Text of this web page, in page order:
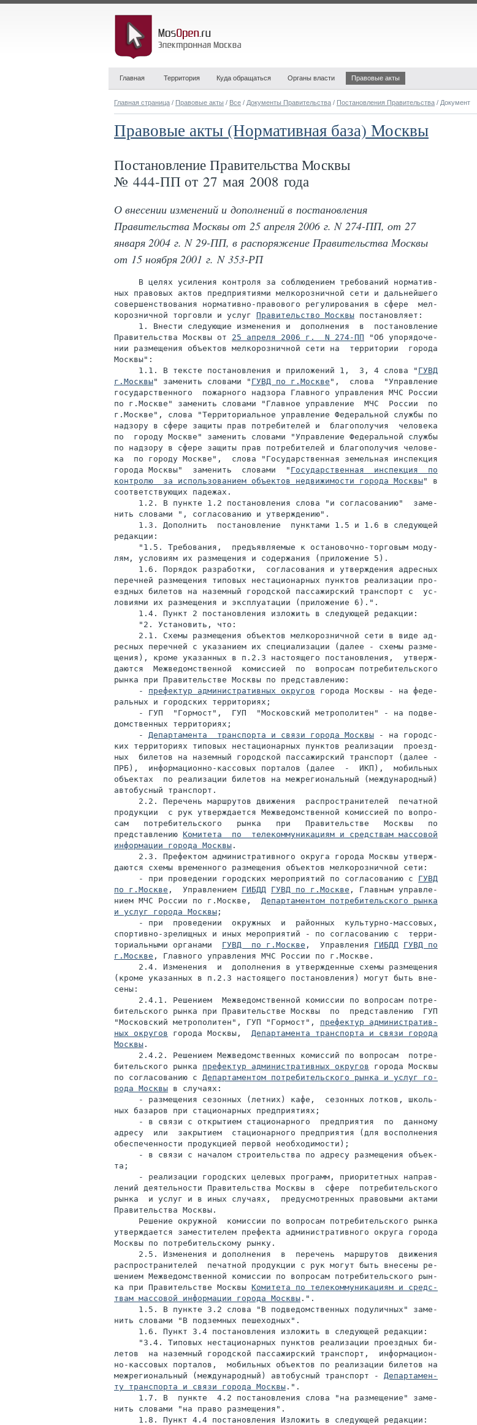
Главная Территория Куда обращаться Органы власти Правовые акты
Главная страница / Правовые акты / Все / Документы Правительства / Постановления Правительства / Документ
Правовые акты (Нормативная база) Москвы
Постановление Правительства Москвы
№ 444-ПП от 27 мая 2008 года
О внесении изменений и дополнений в постановления
Правительства Москвы от 25 апреля 2006 г. N 274-ПП, от 27
января 2004 г. N 29-ПП, в распоряжение Правительства Москвы
от 15 ноября 2001 г. N 353-РП
     В целях усиления контроля за соблюдением требований норматив-
ных правовых актов предприятиями мелкорозничной сети и дальнейшего
совершенствования нормативно-правового регулирования в сфере  мел-
корозничной торговли и услуг Правительство Москвы постановляет:
     1. Внести следующие изменения и  дополнения  в  постановление
Правительства Москвы от 25 апреля 2006 г.  N 274-ПП "Об упорядоче-
нии размещения объектов мелкорозничной сети на  территории  города
Москвы":
     1.1. В тексте постановления и приложений 1,  3, 4 слова "
ГУВД
г.Москвы" заменить словами " ГУВД по г.Москве ",  слова  "Управление
государственного  пожарного надзора Главного управления МЧС России
по г.Москве" заменить словами "Главное управление  МЧС  России  по
г.Москве", слова "Территориальное управление Федеральной службы по
надзору в сфере защиты прав потребителей и  благополучия  человека
по  городу Москве" заменить словами "Управление Федеральной службы
по надзору в сфере защиты прав потребителей и благополучия челове-
ка  по городу Москве",  слова "Государственная земельная инспекция
города Москвы"  заменить  словами  " Государственная  инспекция  по
контролю  за использованием объектов недвижимости города Москвы" в
соответствующих падежах.
     1.2. В пункте 1.2 постановления слова "и согласованию"  заме-
нить словами ", согласованию и утверждению".
     1.3. Дополнить  постановление  пунктами 1.5 и 1.6 в следующей
редакции:
     "1.5. Требования,  предъявляемые к остановочно-торговым моду-
лям, условиям их размещения и содержания (приложение 5).
     1.6. Порядок разработки,  согласования и утверждения адресных
перечней размещения типовых нестационарных пунктов реализации про-
ездных билетов на наземный городской пассажирский транспорт с  ус-
ловиями их размещения и эксплуатации (приложение 6).".
     1.4. Пункт 2 постановления изложить в следующей редакции:
     "2. Установить, что:
     2.1. Схемы размещения объектов мелкорозничной сети в виде ад-
ресных перечней с указанием их специализации (далее - схемы разме-
щения), кроме указанных в п.2.3 настоящего постановления,  утверж-
даются  Межведомственной  комиссией  по  вопросам потребительского
рынка при Правительстве Москвы по представлению:
     -
префектур административных округов города Москвы - на феде-
ральных и городских территориях;
     - ГУП  "Гормост",  ГУП  "Московский метрополитен" - на подве-
домственных территориях;
     -
Департамента  транспорта и связи города Москвы - на городс-
ких территориях типовых нестационарных пунктов реализации  проезд-
ных  билетов на наземный городской пассажирский транспорт (далее -
ПРБ),  информационно-кассовых порталов (далее  -  ИКП),  мобильных
объектах  по реализации билетов на межрегиональный (международный)
автобусный транспорт.
     2.2. Перечень маршрутов движения  распространителей  печатной
продукции  с рук утверждается Межведомственной комиссией по вопро-
сам   потребительского   рынка   при   Правительстве   Москвы   по
представлению Комитета  по  телекоммуникациям и средствам массовой
информации города Москвы .
     2.3. Префектом административного округа города Москвы утверж-
даются схемы временного размещения объектов мелкорозничной сети:
     - при проведении городских мероприятий по согласованию с
ГУВД
по г.Москве ,  Управлением ГИБДД ГУВД по г.Москве , Главным управле-
нием МЧС России по г.Москве, Департаментом потребительского рынка
и услуг города Москвы ;
     - при  проведении  окружных  и  районных  культурно-массовых,
спортивно-зрелищных и иных мероприятий - по согласованию с  терри-
ториальными органами ГУВД  по г.Москве ,  Управления ГИБДД ГУВД по
г.Москве , Главного управления МЧС России по г.Москве.
     2.4. Изменения  и  дополнения в утвержденные схемы размещения
(кроме указанных в п.2.3 настоящего постановления) могут быть вне-
сены:
     2.4.1. Решением  Межведомственной комиссии по вопросам потре-
бительского рынка при Правительстве Москвы  по  представлению  ГУП
"Московский метрополитен", ГУП "Гормост", префектур административ-
ных округов города Москвы, Департамента транспорта и связи города
Москвы .
     2.4.2. Решением Межведомственных комиссий по вопросам  потре-
бительского рынка префектур административных округов города Москвы
по согласованию с Департаментом потребительского рынка и услуг го-
рода Москвы в случаях:
     - размещения сезонных (летних) кафе,  сезонных лотков, школь-
ных базаров при стационарных предприятиях;
     - в связи с открытием стационарного  предприятия  по  данному
адресу  или  закрытием  стационарного предприятия (для восполнения
обеспеченности продукцией первой необходимости);
     - в связи с началом строительства по адресу размещения объек-
та;
     - реализации городских целевых программ, приоритетных направ-
лений деятельности Правительства Москвы в  сфере  потребительского
рынка  и услуг и в иных случаях,  предусмотренных правовыми актами
Правительства Москвы.
     Решение окружной  комиссии по вопросам потребительского рынка
утверждается заместителем префекта административного округа города
Москвы по потребительскому рынку.
     2.5. Изменения и дополнения  в  перечень  маршрутов  движения
распространителей  печатной продукции с рук могут быть внесены ре-
шением Межведомственной комиссии по вопросам потребительского рын-
ка при Правительстве Москвы Комитета по телекоммуникациям и средс-
твам массовой информации города Москвы .".
     1.5. В пункте 3.2 слова "В подведомственных подуличных" заме-
нить словами "В подземных пешеходных".
     1.6. Пункт 3.4 постановления изложить в следующей редакции:
     "3.4. Типовых нестационарных пунктов реализации проездных би-
летов  на наземный городской пассажирский транспорт,  информацион-
но-кассовых порталов,  мобильных объектов по реализации билетов на
межрегиональный (международный) автобусный транспорт - Департамен-
ту транспорта и связи города Москвы .".
     1.7. В  пункте  4.2 постановления слова "на размещение" заме-
нить словами "на право размещения".
     1.8. Пункт 4.4 постановления Изложить в следующей редакции: